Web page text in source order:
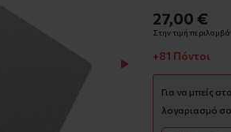
27,00 €
Στην τιμή
+81 Πόντοι
Για να μπείς
λογαριασμό